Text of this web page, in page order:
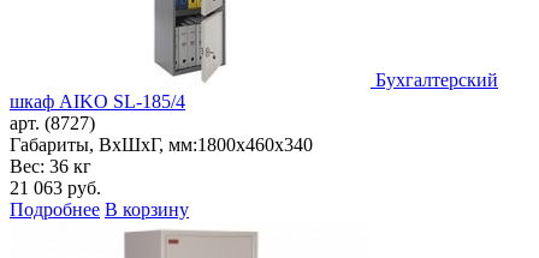
Бухгалтерский
шкаф AIKO SL-185/4
арт. (8727)
Габариты, ВxШxГ, мм:1800x460x340
Вес: 36 кг
21 063 руб.
Подробнее В корзину